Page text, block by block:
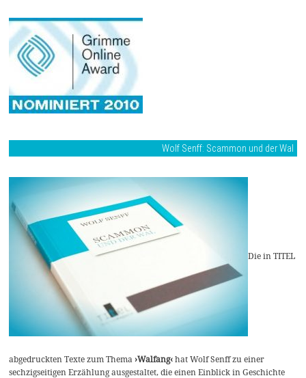
Wolf Senff: Scammon und der Wal
Die in TITEL
abgedruckten Texte zum Thema›Walfang‹hat Wolf Senff zu einer
sechzigseitigen Erzählung ausgestaltet, die einen Einblick in Geschichte